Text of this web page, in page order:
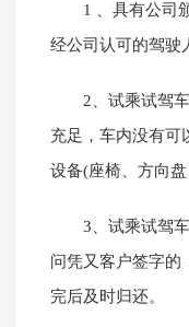
1 、具有公司
经公司认可的驾驶
2、试乘试驾
充足，车内没有可
设备(座椅、方向
3、试乘试驾
问凭又客户签字的
完后及时归还。